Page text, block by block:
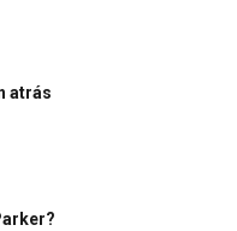
atrás